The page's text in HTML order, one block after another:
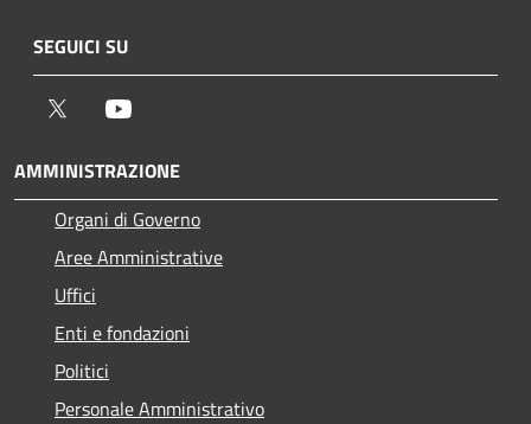
SEGUICI SU
Twitter
AMMINISTRAZIONE
Organi di Governo
Aree Amministrative
Uffici
Enti e fondazioni
Politici
Personale Amministrativo